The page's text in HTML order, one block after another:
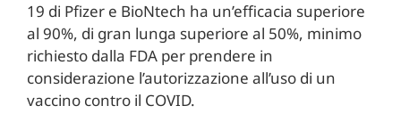
19 di Pfizer e BioNtech ha un’efficacia superiore
al 90%, di gran lunga superiore al 50%, minimo
richiesto dalla FDA per prendere in
considerazione l’autorizzazione all’uso di un
vaccino contro il COVID.